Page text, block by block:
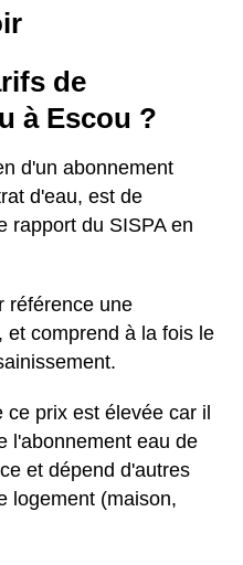
de
à Escou ?
d'un abonnement
d'eau, est de
rapport du SISPA en
référence une
et comprend à la fois le
prix est élevée car il
l'abonnement eau de
et dépend d'autres
logement (maison,